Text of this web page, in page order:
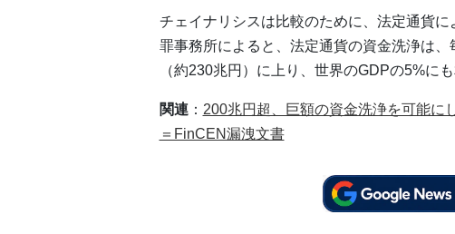
チェイナリシスは比較のために、法定通貨
罪事務所によると、法定通貨の資金洗浄は
（約230兆円）に上り、世界のGDPの5%に
関連： 200兆円超、巨額の資金洗浄を可能に
＝FinCEN漏洩文書